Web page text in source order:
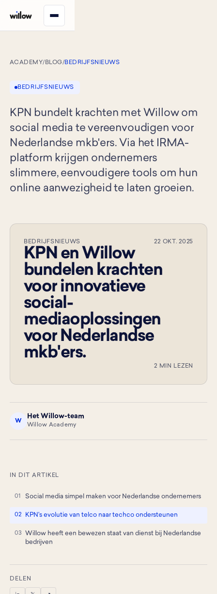
ACADEMY/ BLOG/BEDRIJFSNIEUWS
BEDRIJFSNIEUWS
KPN bundelt krachten met Willow om
social media te vereenvoudigen voor
Nederlandse mkb'ers. Via het IRMA-
platform krijgen ondernemers
slimmere, eenvoudigere tools om hun
online aanwezigheid te laten groeien.
BEDRIJFSNIEUWS 22 OKT. 2025
KPN en Willow
bundelen krachten
voor innovatieve
social-
mediaoplossingen
voor Nederlandse
mkb'ers.
2 MIN LEZEN
W
Het Willow-team
Willow Academy
IN DIT ARTIKEL
Social media simpel maken voor Nederlandse ondernemers
KPN's evolutie van telco naar techco ondersteunen
Willow heeft een bewezen staat van dienst bij Nederlandse
bedrijven
DELEN